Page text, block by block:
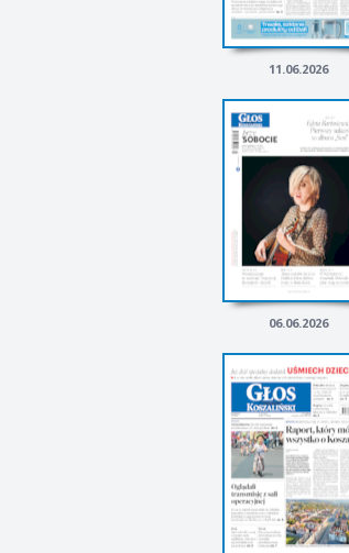
11.06.2026
06.06.2026